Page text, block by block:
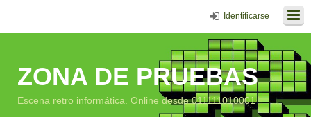
Identificarse
ZONA DE PRUEBAS
Escena retro informática. Online desde 011111010001